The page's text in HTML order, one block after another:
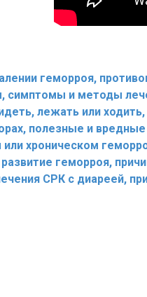
геморроя,
симптомы и методы
лежать или
полезные и
хроническом
геморроя,
СРК с диареей,